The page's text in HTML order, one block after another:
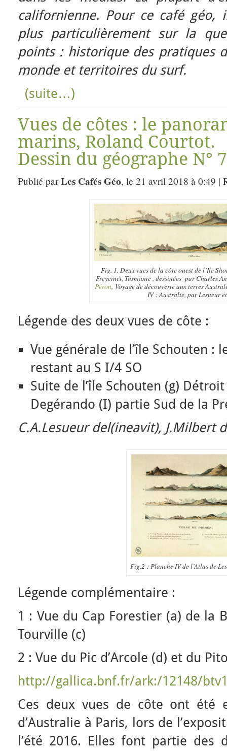
californienne. Pour ce café géo,
plus particulièrement sur la
points : historique des pratiques
monde et territoires du surf.
(suite…)
Vues de côtes : le
marins, Roland Courtot.
Dessin du géographe N°
Publié parLes Cafés Géo, le 21 avril 2018 à 0:49 |
Fig. 1. Deux vues de la côte ouest de l’Ile
Freycinet, Tasmanie , dessinées par Charles
Péron, Voyage de découverte aux terres
IV : Australie, par Lesueur
Légende des deux vues de côte :
Vue générale de l’île Schouten :
restant au S I/4 SO
Suite de l’île Schouten (g)
Degérando (I) partie Sud de la
C.A.Lesueur del(ineavit), J.Milbert
Fig.2 : Planche IV de l’Atlas de
Légende complémentaire :
1 : Vue du Cap Forestier (a) de la
Tourville (c)
2 : Vue du Pic d’Arcole (d) et du
http://gallica.bnf.fr/ark:/12148/
Ces deux vues de côte ont été
d’Australie à Paris, lors de
l’été 2016. Elles font partie des